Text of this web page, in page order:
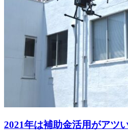
2021年は補助金活用がアツ